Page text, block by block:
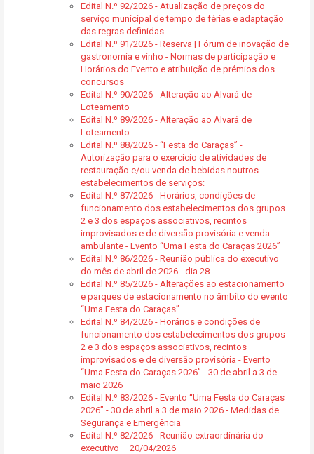
Edital N.º 92/2026 - Atualização de preços do
serviço municipal de tempo de férias e adaptação
das regras definidas
Edital N.º 91/2026 - Reserva | Fórum de inovação de
gastronomia e vinho - Normas de participação e
Horários do Evento e atribuição de prémios dos
concursos
Edital N.º 90/2026 - Alteração ao Alvará de
Loteamento
Edital N.º 89/2026 - Alteração ao Alvará de
Loteamento
Edital N.º 88/2026 - “Festa do Caraças” -
Autorização para o exercício de atividades de
restauração e/ou venda de bebidas noutros
estabelecimentos de serviços:
Edital N.º 87/2026 - Horários, condições de
funcionamento dos estabelecimentos dos grupos
2 e 3 dos espaços associativos, recintos
improvisados e de diversão provisória e venda
ambulante - Evento “Uma Festa do Caraças 2026”
Edital N.º 86/2026 - Reunião pública do executivo
do mês de abril de 2026 - dia 28
Edital N.º 85/2026 - Alterações ao estacionamento
e parques de estacionamento no âmbito do evento
“Uma Festa do Caraças”
Edital N.º 84/2026 - Horários e condições de
funcionamento dos estabelecimentos dos grupos
2 e 3 dos espaços associativos, recintos
improvisados e de diversão provisória - Evento
“Uma Festa do Caraças 2026” - 30 de abril a 3 de
maio 2026
Edital N.º 83/2026 - Evento “Uma Festa do Caraças
2026” - 30 de abril a 3 de maio 2026 - Medidas de
Segurança e Emergência
Edital N.º 82/2026 - Reunião extraordinária do
executivo – 20/04/2026